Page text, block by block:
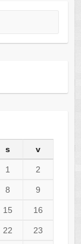
s v
1 2
8 9
15 16
22 23